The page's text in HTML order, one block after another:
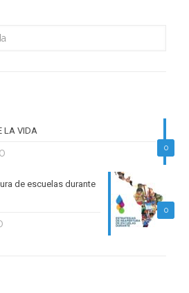
0
LA VIDA
0
de escuelas durante